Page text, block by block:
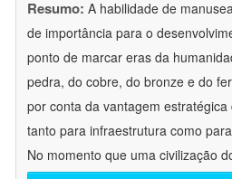
Resumo: A habilidade de
de importância para o
ponto de marcar eras da
pedra, do cobre, do bronze e do
por conta da vantagem
tanto para infraestrutura como
No momento que uma civilização